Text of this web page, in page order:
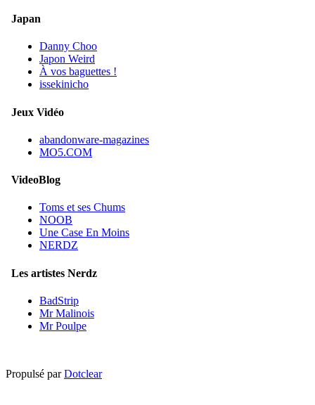
Japan
Danny Choo
Japon Weird
À vos baguettes !
issekinicho
Jeux Vidéo
abandonware-magazines
MO5.COM
VideoBlog
Toms et ses Chums
NOOB
Une Case En Moins
NERDZ
Les artistes Nerdz
BadStrip
Mr Malinois
Mr Poulpe
Propulsé parDotclear